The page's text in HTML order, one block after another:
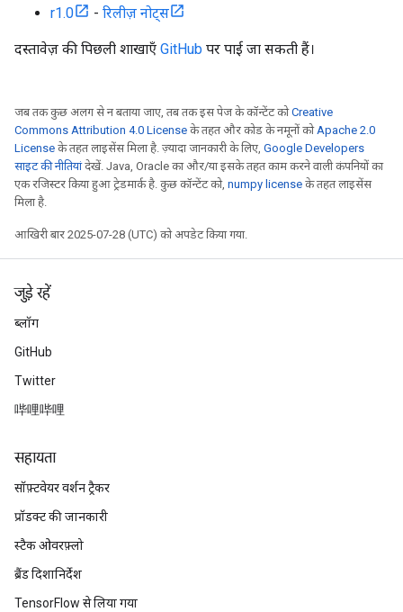
r1.0 - रिलीज़ नोट्स
दस्तावेज़ की पिछली शाखाएँ GitHub पर पाई जा सकती हैं।
जब तक कुछ अलग से न बताया जाए, तब तक इस पेज के कॉन्टेंट कोCreative
Commons Attribution 4.0 License के तहत और कोड के नमूनों कोApache 2.0
License के तहत लाइसेंस मिला है. ज़्यादा जानकारी के लिए, Google Developers
साइट की नीतियांदेखें. Java, Oracle का और/या इसके तहत काम करने वाली कंपनियों का
एक रजिस्टर किया हुआ ट्रेडमार्क है. कुछ कॉन्टेंट को, numpy license के तहत लाइसेंस
मिला है.
आखिरी बार 2025-07-28 (UTC) को अपडेट किया गया.
जुड़े रहें
ब्लॉग
GitHub
Twitter
哔哩哔哩
सहायता
सॉफ़्टवेयर वर्शन ट्रैकर
प्रॉडक्ट की जानकारी
स्टैक ओवरफ़्लो
ब्रैंड दिशानिर्देश
TensorFlow से लिया गया